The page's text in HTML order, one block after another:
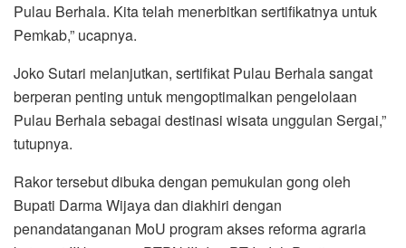
Pulau Berhala. Kita telah menerbitkan sertifikatnya untuk
Pemkab,” ucapnya.
Joko Sutari melanjutkan, sertifikat Pulau Berhala sangat
berperan penting untuk mengoptimalkan pengelolaan
Pulau Berhala sebagai destinasi wisata unggulan Sergai,”
tutupnya.
Rakor tersebut dibuka dengan pemukulan gong oleh
Bupati Darma Wijaya dan diakhiri dengan
penandatanganan MoU program akses reforma agraria